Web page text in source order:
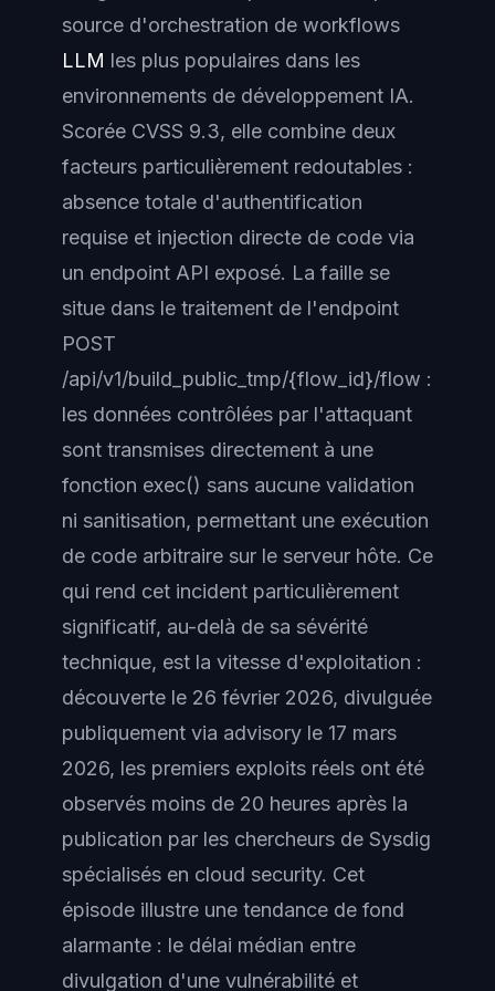
source d'orchestration de workflows
LLM les plus populaires dans les
environnements de développement IA.
Scorée CVSS 9.3, elle combine deux
facteurs particulièrement redoutables :
absence totale d'authentification
requise et injection directe de code via
un endpoint API exposé. La faille se
situe dans le traitement de l'endpoint
POST
/api/v1/build_public_tmp/{flow_id}/flow :
les données contrôlées par l'attaquant
sont transmises directement à une
fonction exec() sans aucune validation
ni sanitisation, permettant une exécution
de code arbitraire sur le serveur hôte. Ce
qui rend cet incident particulièrement
significatif, au-delà de sa sévérité
technique, est la vitesse d'exploitation :
découverte le 26 février 2026, divulguée
publiquement via advisory le 17 mars
2026, les premiers exploits réels ont été
observés moins de 20 heures après la
publication par les chercheurs de Sysdig
spécialisés en cloud security. Cet
épisode illustre une tendance de fond
alarmante : le délai médian entre
divulgation d'une vulnérabilité et